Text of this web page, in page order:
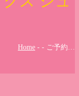
Home - - ご予約…